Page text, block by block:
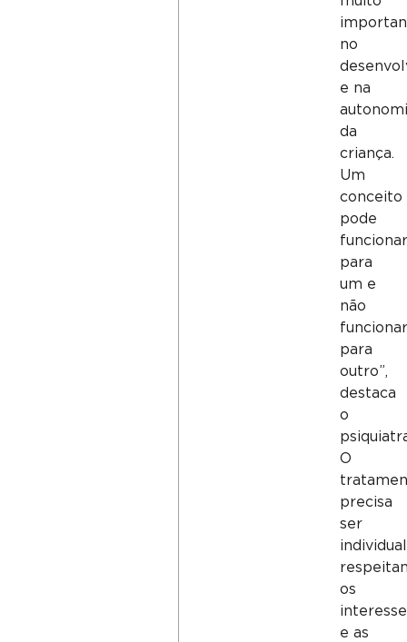
no
e na
da
criança.
Um
conceito
pode
funcionar
para
um e
não
funcionar
para
outro”,
destaca
o
O
precisa
ser
os
e as